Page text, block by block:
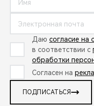
Даю согласие на
в соответствии с
обработки
Согласен на
ПОДПИСАТЬСЯ